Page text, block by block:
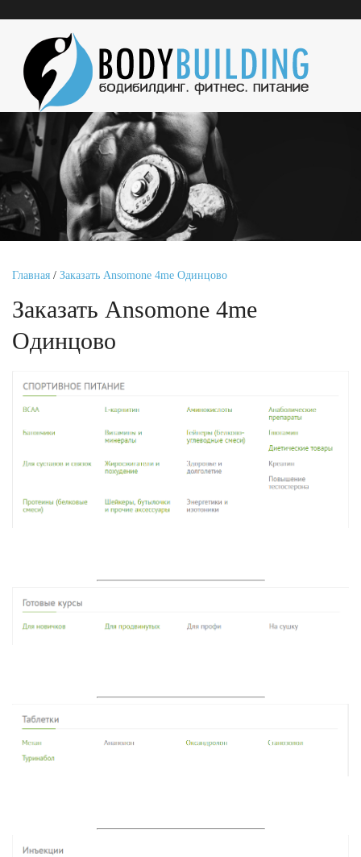
Главная / Заказать Ansomone 4me Одинцово
Заказать Ansomone 4me
Одинцово